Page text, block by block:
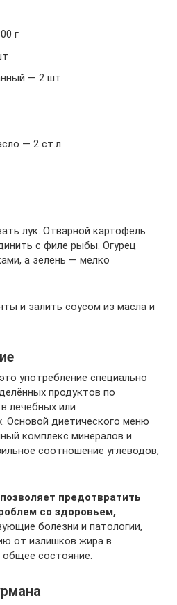
г
— 2 шт
— 2 ст.л
лук. Отварной картофель
с филе рыбы. Огурец
а зелень — мелко
и залить соусом из масла и
употребление специально
продуктов по
лечебных или
Основой диетического меню
комплекс минералов и
соотношение углеводов,
предотвратить
со здоровьем,
болезни и патологии,
от излишков жира в
общее состояние.